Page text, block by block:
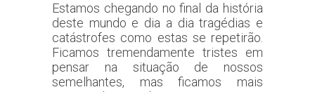
Estamos chegando no final da história
deste mundo e dia a dia tragédias e
catástrofes como estas se repetirão.
Ficamos tremendamente tristes em
pensar na situação de nossos
semelhantes, mas ficamos mais